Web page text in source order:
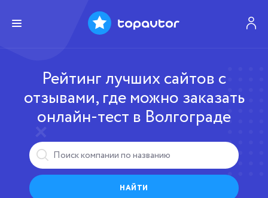
Рейтинг лучших сайтов с
отзывами, где можно заказать
онлайн-тест в Волгограде
НАЙТИ